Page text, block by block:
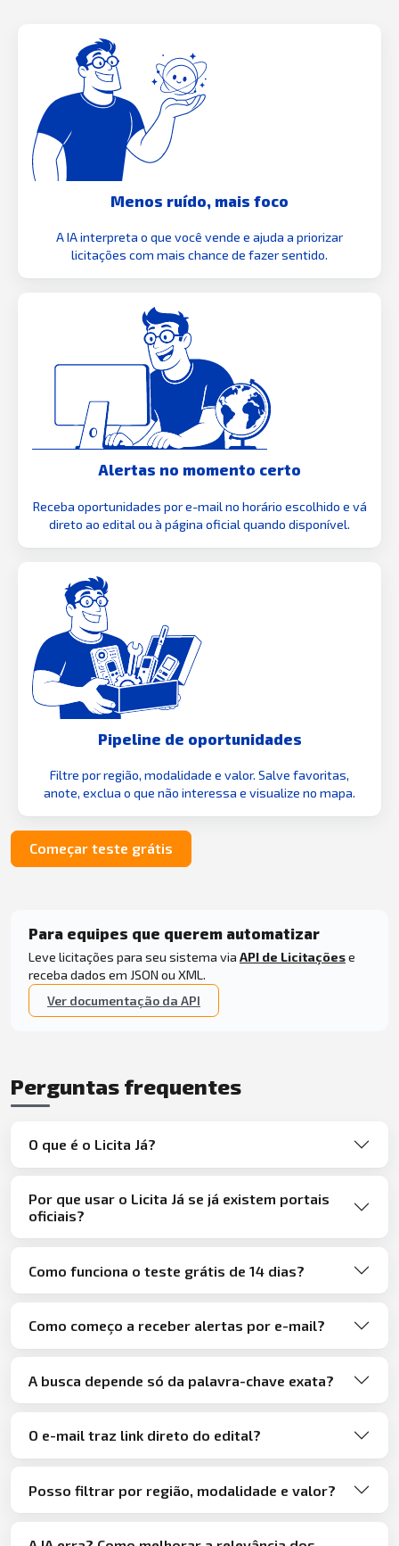
Menos ruído, mais foco
A IA interpreta o que você vende e ajuda a priorizar
licitações com mais chance de fazer sentido.
Alertas no momento certo
Receba oportunidades por e-mail no horário escolhido e vá
direto ao edital ou à página oficial quando disponível.
Pipeline de oportunidades
Filtre por região, modalidade e valor. Salve favoritas,
anote, exclua o que não interessa e visualize no mapa.
Começar teste grátis
Para equipes que querem automatizar
Leve licitações para seu sistema via API de Licitaçõese
receba dados em JSON ou XML.
Ver documentação da API
Perguntas frequentes
O que é o Licita Já?
Por que usar o Licita Já se já existem portais
oficiais?
Como funciona o teste grátis de 14 dias?
Como começo a receber alertas por e-mail?
A busca depende só da palavra-chave exata?
O e-mail traz link direto do edital?
Posso filtrar por região, modalidade e valor?